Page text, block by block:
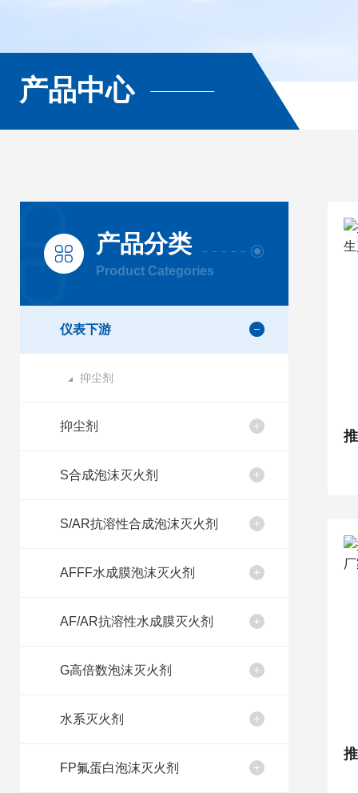
产品中心
产品分类
Product Categories
仪表下游
抑尘剂
抑尘剂
S合成泡沫灭火剂
S/AR抗溶性合成泡沫灭火剂
AFFF水成膜泡沫灭火剂
AF/AR抗溶性水成膜灭火剂
G高倍数泡沫灭火剂
水系灭火剂
FP氟蛋白泡沫灭火剂